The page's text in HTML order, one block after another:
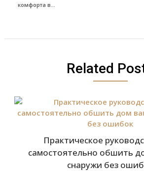
комфорта в...
Related
Практическое
самостоятельно обшить
снаружи без